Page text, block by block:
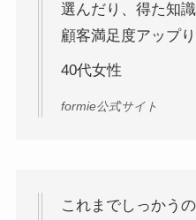
選んだり、得た知
顧客満足度アップ
40代女性
formie公式サイト
これまでしっかう